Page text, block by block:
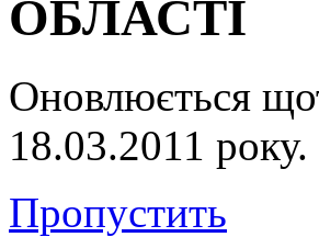
ОБЛАСТІ
Оновлюється
18.03.2011 року.
Пропустить